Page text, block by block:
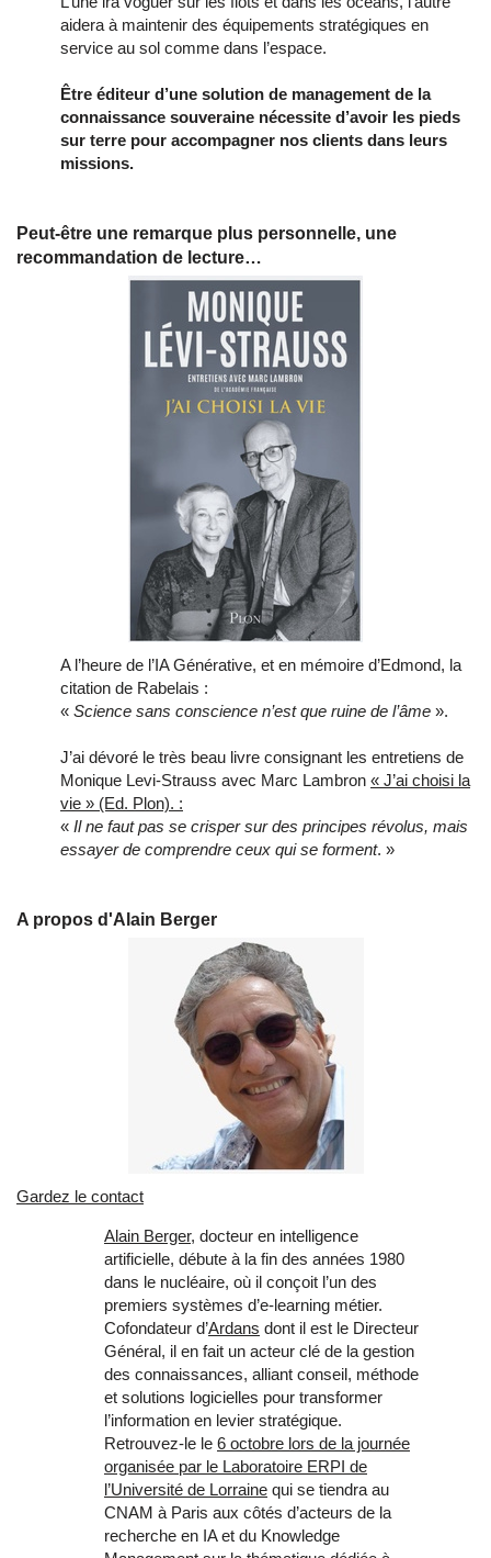
aidera à maintenir des équipements stratégiques en
service au sol comme dans l’espace.
Être éditeur d’une solution de management de la
connaissance souveraine nécessite d’avoir les pieds
sur terre pour accompagner nos clients dans leurs
missions.
Peut-être une remarque plus personnelle, une
recommandation de lecture…
A l’heure de l’IA Générative, et en mémoire d’Edmond, la
citation de Rabelais :
« Science sans conscience n’est que ruine de l’âme ».
J’ai dévoré le très beau livre consignant les entretiens de
Monique Levi-Strauss avec Marc Lambron « J’ai choisi la
vie » (Ed. Plon). :
« Il ne faut pas se crisper sur des principes révolus, mais
essayer de comprendre ceux qui se forment. »
A propos d'Alain Berger
Gardez le contact
Alain Berger, docteur en intelligence
artificielle, débute à la fin des années 1980
dans le nucléaire, où il conçoit l’un des
premiers systèmes d’e‑learning métier.
Cofondateur d’Ardans dont il est le Directeur
Général, il en fait un acteur clé de la gestion
des connaissances, alliant conseil, méthode
et solutions logicielles pour transformer
l’information en levier stratégique.
Retrouvez-le le 6 octobre lors de la journée
organisée par le Laboratoire ERPI de
l’Université de Lorraine qui se tiendra au
CNAM à Paris aux côtés d’acteurs de la
recherche en IA et du Knowledge